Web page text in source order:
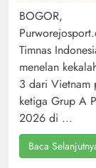
BOGOR,
Timnas
menelan
3 dari Vietnam
ketiga Grup A
2026 di ...
Baca